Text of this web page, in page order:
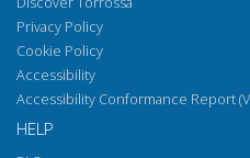
Privacy Policy
Cookie Policy
Accessibility
Accessibility Conformance Report
HELP